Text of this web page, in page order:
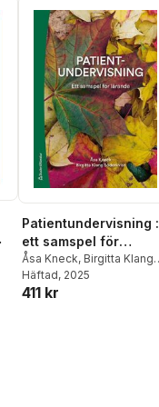
Patientundervisning :
ett samspel för
lärande
Åsa Kneck, Birgitta Klang
Söderkvist
Häftad, 2025
411 kr